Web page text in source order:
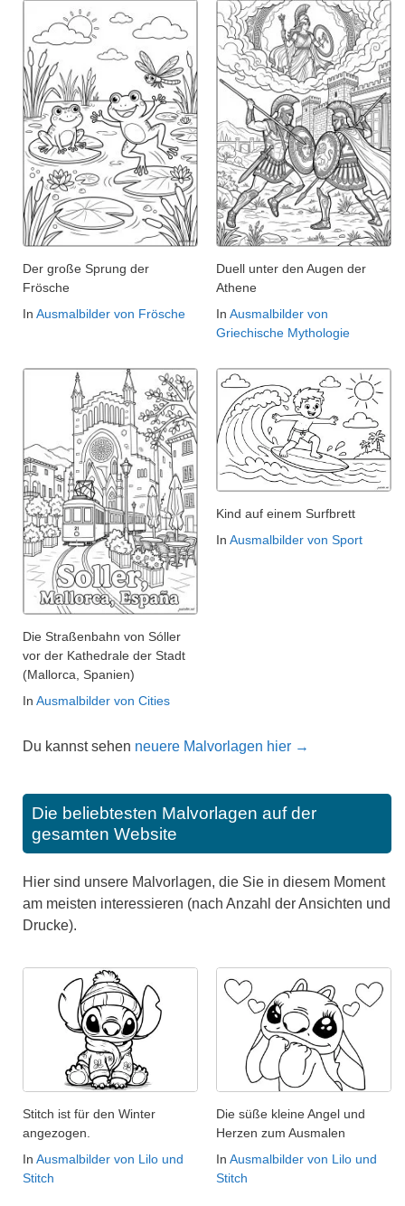
Der große Sprung der
Frösche
In Ausmalbilder von Frösche
Duell unter den Augen der
Athene
In Ausmalbilder von
Griechische Mythologie
Die Straßenbahn von Sóller
vor der Kathedrale der Stadt
(Mallorca, Spanien)
In Ausmalbilder von Cities
Kind auf einem Surfbrett
In Ausmalbilder von Sport
Du kannst sehen neuere Malvorlagen hier →
Die beliebtesten Malvorlagen auf der
gesamten Website
Hier sind unsere Malvorlagen, die Sie in diesem Moment
am meisten interessieren (nach Anzahl der Ansichten und
Drucke).
Stitch ist für den Winter
angezogen.
In Ausmalbilder von Lilo und
Stitch
Die süße kleine Angel und
Herzen zum Ausmalen
In Ausmalbilder von Lilo und
Stitch